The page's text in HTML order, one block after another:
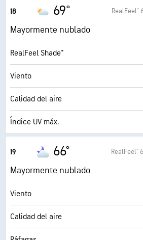
Humedad
Punto de rocío
AccuLumen Brightness Index™
Nubosidad
Visibilidad
18 69° RealFeel®
Mayormente nublado
RealFeel Shade™
Viento
Calidad del aire
Índice UV máx.
Humedad
Punto de rocío
AccuLumen Brightness Index™
Nubosidad
19 66° RealFeel®
Mayormente nublado
Viento
Calidad del aire